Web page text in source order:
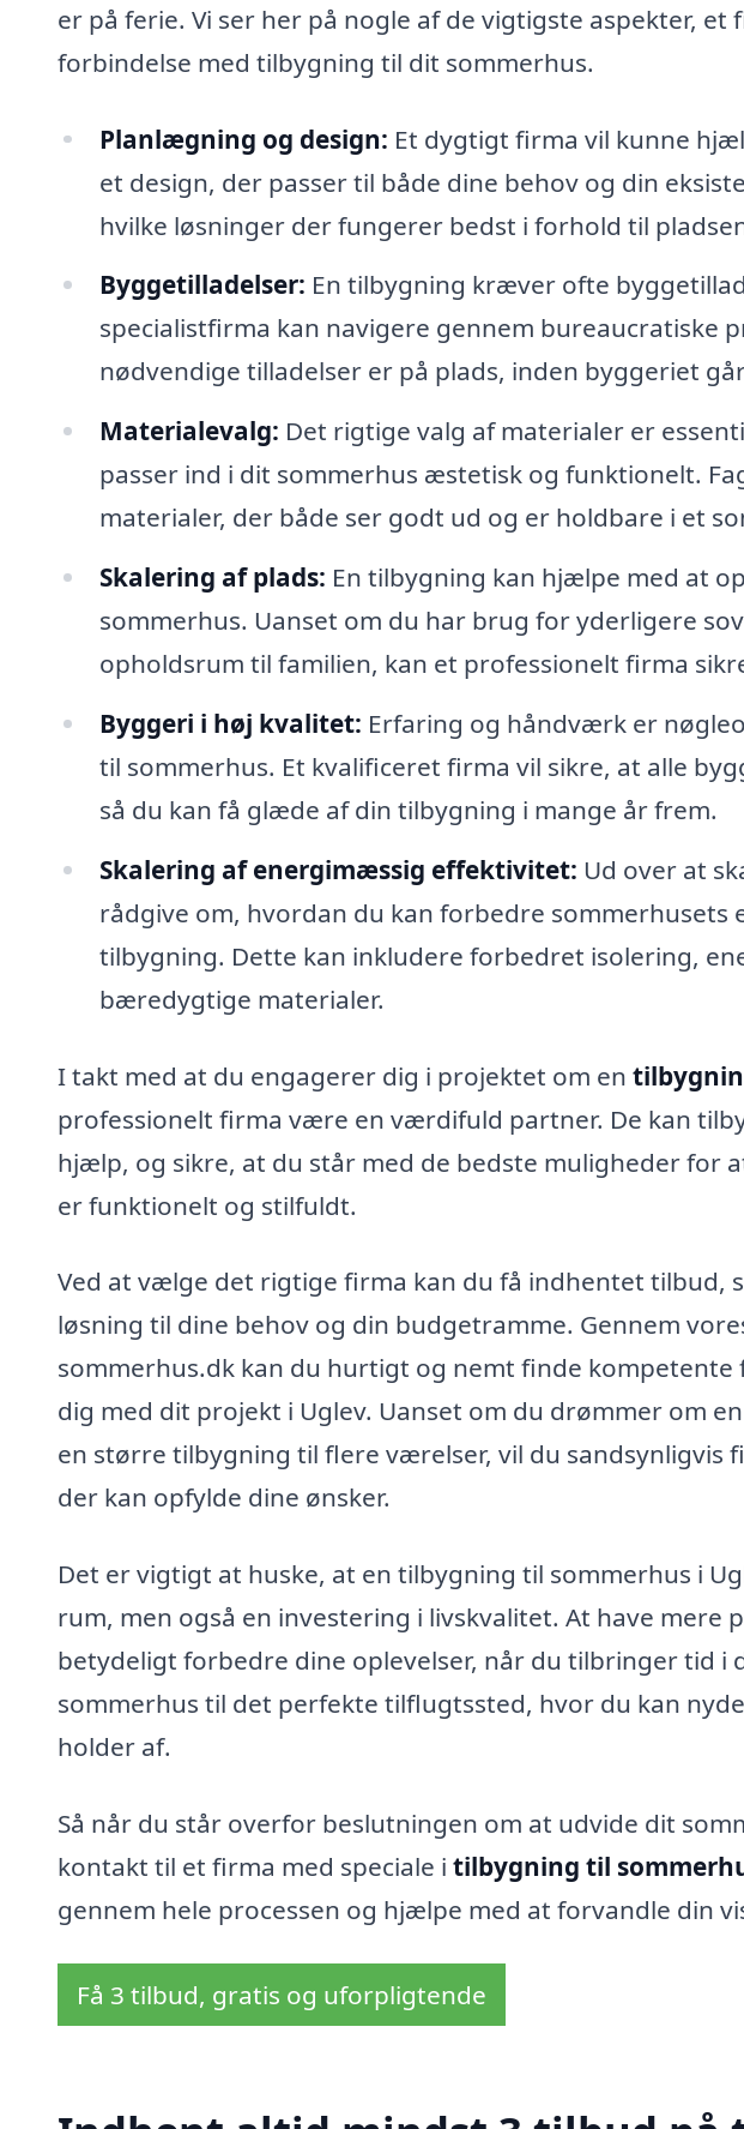
er på ferie. Vi ser her på nogle af de vigtigste aspekter, et
forbindelse med tilbygning til dit sommerhus.
Planlægning og design: Et dygtigt firma vil kunne
et design, der passer til både dine behov og din
hvilke løsninger der fungerer bedst i forhold til
Byggetilladelser: En tilbygning kræver ofte
specialistfirma kan navigere gennem bureaucratiske
nødvendige tilladelser er på plads, inden byggeriet
Materialevalg: Det rigtige valg af materialer er
passer ind i dit sommerhus æstetisk og funktionelt.
materialer, der både ser godt ud og er holdbare i et
Skalering af plads: En tilbygning kan hjælpe med at
sommerhus. Uanset om du har brug for yderligere
opholdsrum til familien, kan et professionelt firma
Byggeri i høj kvalitet: Erfaring og håndværk er
til sommerhus. Et kvalificeret firma vil sikre, at alle
så du kan få glæde af din tilbygning i mange år frem.
Skalering af energimæssig effektivitet: Ud over at
rådgive om, hvordan du kan forbedre
tilbygning. Dette kan inkludere forbedret isolering,
bæredygtige materialer.
I takt med at du engagerer dig i projektet om en
professionelt firma være en værdifuld partner. De kan
hjælp, og sikre, at du står med de bedste muligheder for
er funktionelt og stilfuldt.
Ved at vælge det rigtige firma kan du få indhentet tilbud,
løsning til dine behov og din budgetramme. Gennem
sommerhus.dk kan du hurtigt og nemt finde
dig med dit projekt i Uglev. Uanset om du drømmer om
en større tilbygning til flere værelser, vil du sandsynligvis
der kan opfylde dine ønsker.
Det er vigtigt at huske, at en tilbygning til sommerhus i
rum, men også en investering i livskvalitet. At have mere
betydeligt forbedre dine oplevelser, når du tilbringer tid i
sommerhus til det perfekte tilflugtssted, hvor du kan
holder af.
Så når du står overfor beslutningen om at udvide dit
kontakt til et firma med speciale i tilbygning til
gennem hele processen og hjælpe med at forvandle din
Få 3 tilbud, gratis og uforpligtende